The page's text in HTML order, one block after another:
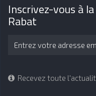
Inscrivez-vous à
Rabat
Recevez toute